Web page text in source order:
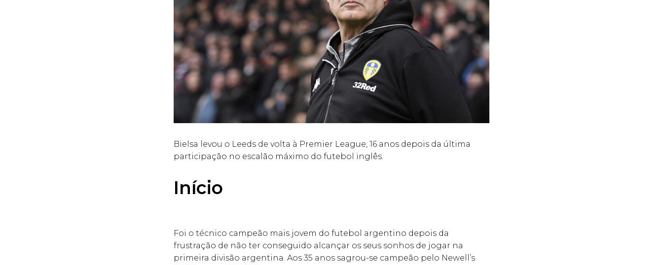
Bielsa levou o Leeds de volta à Premier League, 16 anos depois da última
participação no escalão máximo do futebol inglês.
Início
Foi o técnico campeão mais jovem do futebol argentino depois da
frustração de não ter conseguido alcançar os seus sonhos de jogar na
primeira divisão argentina. Aos 35 anos sagrou-se campeão pelo Newell’s